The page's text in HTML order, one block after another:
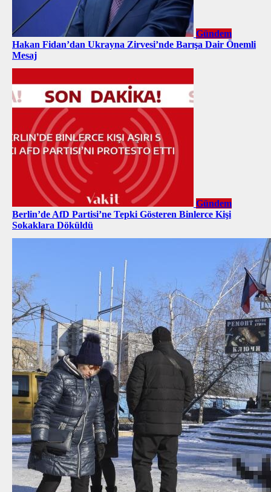
Gündem
Hakan Fidan’dan Ukrayna Zirvesi’nde Barışa Dair Önemli
Mesaj
Gündem
Berlin’de AfD Partisi’ne Tepki Gösteren Binlerce Kişi
Sokaklara Döküldü